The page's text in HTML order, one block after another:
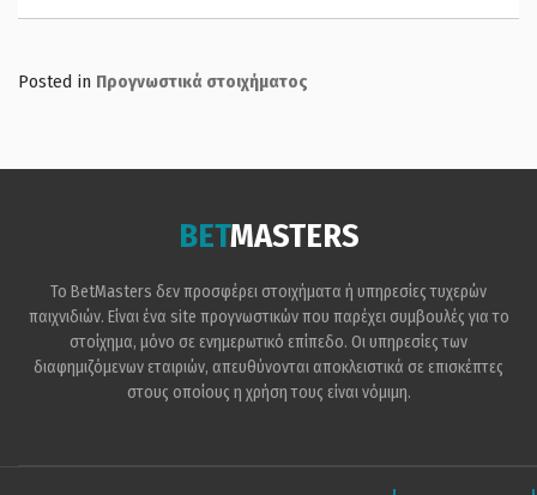
Posted in Προγνωστικά στοιχήματος
BETMASTERS
Το BetMasters δεν προσφέρει στοιχήματα ή υπηρεσίες τυχερών
παιχνιδιών. Είναι ένα site προγνωστικών που παρέχει συμβουλές για το
στοίχημα, μόνο σε ενημερωτικό επίπεδο. Οι υπηρεσίες των
διαφημιζόμενων εταιριών, απευθύνονται αποκλειστικά σε επισκέπτες
στους οποίους η χρήση τους είναι νόμιμη.